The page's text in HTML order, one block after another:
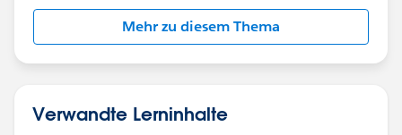
Mehr zu diesem Thema
Verwandte Lerninhalte